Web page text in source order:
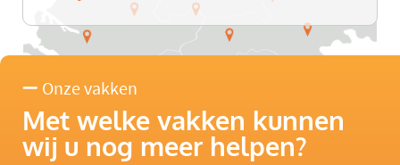
Onze vakken
Met welke vakken kunnen
wij u nog meer helpen?